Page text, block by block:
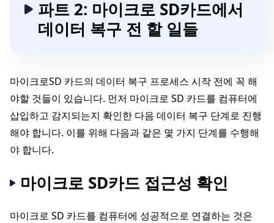
파트 2: 마이크로 SD카드에서
데이터 복구 전 할 일들
마이크로SD 카드의 데이터 복구 프로세스 시작 전에 꼭 해
야할 것들이 있습니다. 먼저 마이크로 SD 카드를 컴퓨터에
삽입하고 감지되는지 확인한 다음 데이터 복구 단계로 진행
해야 합니다. 이를 위해 다음과 같은 몇 가지 단계를 수행해
야 합니다.
마이크로 SD카드 접근성 확인
마이크로 SD 카드를 컴퓨터에 성공적으로 연결하는 것은